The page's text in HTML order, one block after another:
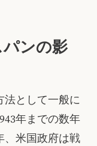
ンの影
法として一般に
年までの数年
、米国政府は戦